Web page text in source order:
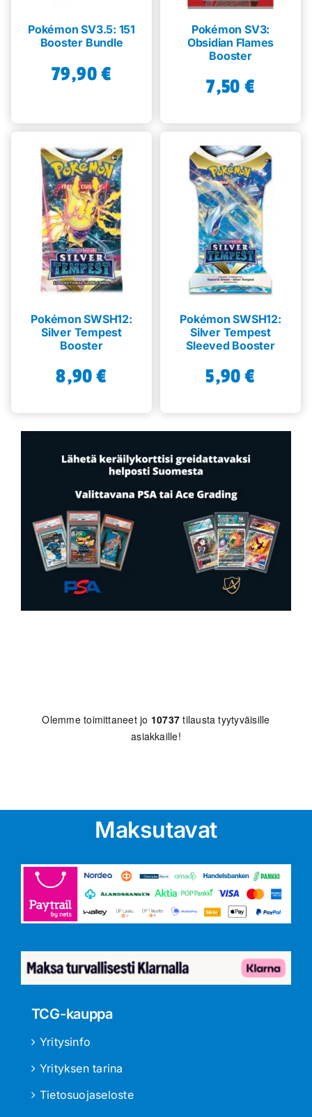
Pokémon SV3.5: 151
Booster Bundle
79,90€
Pokémon SV3:
Obsidian Flames
Booster
7,50 €
Pokémon SWSH12:
Silver Tempest
Booster
8,90€
Pokémon SWSH12:
Silver Tempest
Sleeved Booster
5,90€
Olemme toimittaneet jo 10737 tilausta tyytyväisille
asiakkaille!
Maksutavat
TCG-kauppa
Yritysinfo
Yrityksen tarina
Tietosuojaseloste